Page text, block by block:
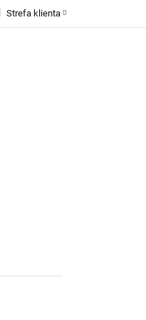
Strefa klienta